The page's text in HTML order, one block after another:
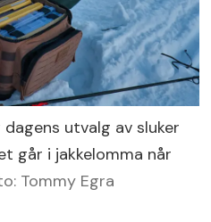
utvalg av sluker
går i jakkelomma når
Tommy Egra